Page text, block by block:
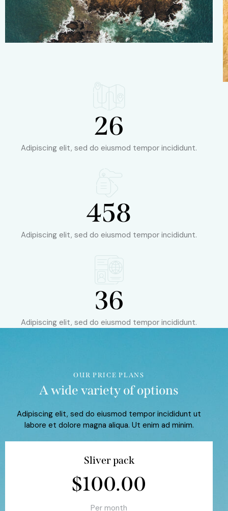
26
Adipiscing elit, sed do eiusmod tempor incididunt.
458
Adipiscing elit, sed do eiusmod tempor incididunt.
36
Adipiscing elit, sed do eiusmod tempor incididunt.
OUR PRICE PLANS
A wide variety of options
Adipiscing elit, sed do eiusmod tempor incididunt ut
labore et dolore magna aliqua. Ut enim ad minim.
Sliver pack
$100.00
Per month